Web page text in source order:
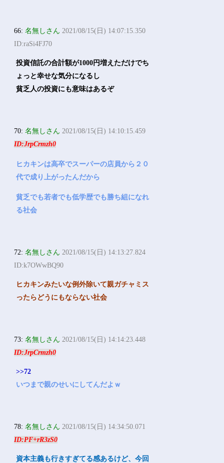
66:名無しさん 2021/08/15(日) 14:07:15.350
ID:raSi4FJ70
投資信託の合計額が1000円増えただけでち
ょっと幸せな気分になるし
貧乏人の投資にも意味はあるぞ
70:名無しさん 2021/08/15(日) 14:10:15.459
ID:JrpCrmzh0
ヒカキンは高卒でスーパーの店員から２０
代で成り上がったんだから
貧乏でも若者でも低学歴でも勝ち組になれ
る社会
72:名無しさん 2021/08/15(日) 14:13:27.824
ID:k7OWwBQ90
ヒカキンみたいな例外除いて親ガチャミス
ったらどうにもならない社会
73:名無しさん 2021/08/15(日) 14:14:23.448
ID:JrpCrmzh0
>>72
いつまで親のせいにしてんだよｗ
78:名無しさん 2021/08/15(日) 14:34:50.071
ID:PF+rR3zS0
資本主義も行きすぎてる感あるけど、今回